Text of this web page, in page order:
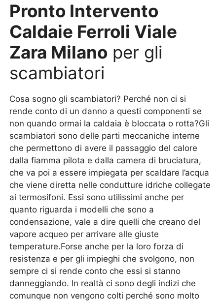
Pronto Intervento
Caldaie Ferroli Viale
Zara Milano per gli
scambiatori
Cosa sogno gli scambiatori? Perché non ci si
rende conto di un danno a questi componenti se
non quando ormai la caldaia è bloccata o rotta?Gli
scambiatori sono delle parti meccaniche interne
che permettono di avere il passaggio del calore
dalla fiamma pilota e dalla camera di bruciatura,
che va poi a essere impiegata per scaldare l’acqua
che viene diretta nelle condutture idriche collegate
ai termosifoni. Essi sono utilissimi anche per
quanto riguarda i modelli che sono a
condensazione, vale a dire quelli che creano del
vapore acqueo per arrivare alle giuste
temperature.Forse anche per la loro forza di
resistenza e per gli impieghi che svolgono, non
sempre ci si rende conto che essi si stanno
danneggiando. In realtà ci sono degli indizi che
comunque non vengono colti perché sono molto